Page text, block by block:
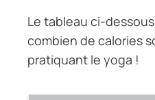
Le tableau ci-
combien de calories
pratiquant le yoga !